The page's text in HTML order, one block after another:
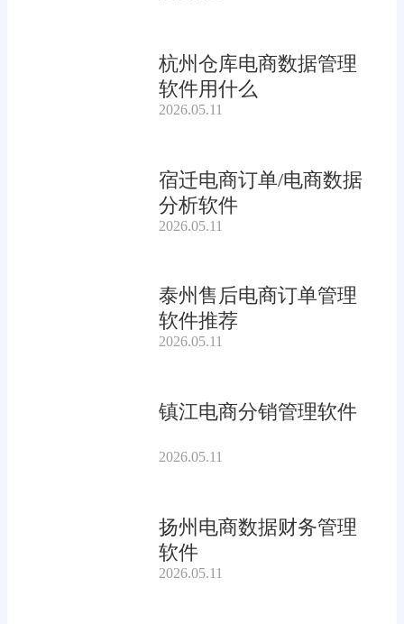
杭州仓库电商数据管理
软件用什么
2026.05.11
宿迁电商订单/电商数据
分析软件
2026.05.11
泰州售后电商订单管理
软件推荐
2026.05.11
镇江电商分销管理软件
2026.05.11
扬州电商数据财务管理
软件
2026.05.11